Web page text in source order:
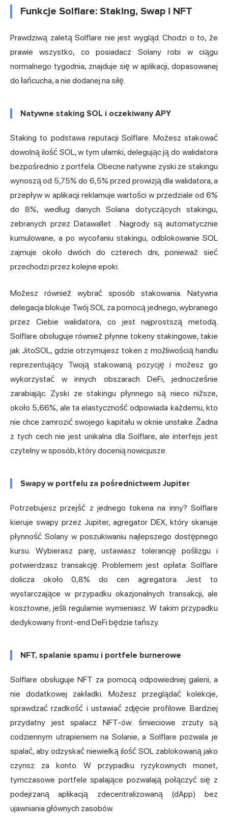
Funkcje Solflare: Staking, Swap i NFT
Prawdziwą zaletą Solflare nie jest wygląd. Chodzi o to, że
prawie wszystko, co posiadacz Solany robi w ciągu
normalnego tygodnia, znajduje się w aplikacji, dopasowanej
do łańcucha, a nie dodanej na siłę.
Natywne staking SOL i oczekiwany APY
Staking to podstawa reputacji Solflare. Możesz stakować
dowolną ilość SOL, w tym ułamki, delegując ją do walidatora
bezpośrednio z portfela. Obecne natywne zyski ze stakingu
wynoszą od 5,75% do 6,5% przed prowizją dla walidatora, a
przepływ w aplikacji reklamuje wartości w przedziale od 6%
do 8%, według danych Solana dotyczących stakingu,
zebranych przez Datawallet . Nagrody są automatycznie
kumulowane, a po wycofaniu stakingu, odblokowanie SOL
zajmuje około dwóch do czterech dni, ponieważ sieć
przechodzi przez kolejne epoki.
Możesz również wybrać sposób stakowania. Natywna
delegacja blokuje Twój SOL za pomocą jednego, wybranego
przez Ciebie walidatora, co jest najprostszą metodą.
Solflare obsługuje również płynne tokeny stakingowe, takie
jak JitoSOL, gdzie otrzymujesz token z możliwością handlu
reprezentujący Twoją stakowaną pozycję i możesz go
wykorzystać w innych obszarach DeFi, jednocześnie
zarabiając. Zyski ze stakingu płynnego są nieco niższe,
około 5,66%, ale ta elastyczność odpowiada każdemu, kto
nie chce zamrozić swojego kapitału w oknie unstake. Żadna
z tych cech nie jest unikalna dla Solflare, ale interfejs jest
czytelny w sposób, który docenią nowicjusze.
Swapy w portfelu za pośrednictwem Jupiter
Potrzebujesz przejść z jednego tokena na inny? Solflare
kieruje swapy przez Jupiter, agregator DEX, który skanuje
płynność Solany w poszukiwaniu najlepszego dostępnego
kursu. Wybierasz parę, ustawiasz tolerancję poślizgu i
potwierdzasz transakcję. Problemem jest opłata: Solflare
dolicza około 0,8% do cen agregatora. Jest to
wystarczające w przypadku okazjonalnych transakcji, ale
kosztowne, jeśli regularnie wymieniasz. W takim przypadku
dedykowany front-end DeFi będzie tańszy.
NFT, spalanie spamu i portfele burnerowe
Solflare obsługuje NFT za pomocą odpowiedniej galerii, a
nie dodatkowej zakładki. Możesz przeglądać kolekcje,
sprawdzać rzadkość i ustawiać zdjęcie profilowe. Bardziej
przydatny jest spalacz NFT-ów: śmieciowe zrzuty są
codziennym utrapieniem na Solanie, a Solflare pozwala je
spalać, aby odzyskać niewielką ilość SOL zablokowaną jako
czynsz za konto. W przypadku ryzykownych monet,
tymczasowe portfele spalające pozwalają połączyć się z
podejrzaną aplikacją zdecentralizowaną (dApp) bez
ujawniania głównych zasobów.